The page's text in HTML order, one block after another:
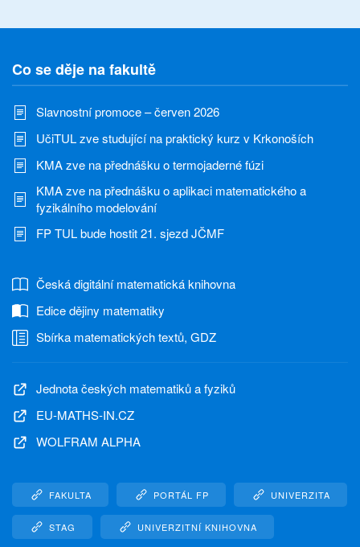
Co se děje na fakultě
Slavnostní promoce – červen 2026
UčiTUL zve studující na praktický kurz v Krkonoších
KMA zve na přednášku o termojaderné fúzi
KMA zve na přednášku o aplikaci matematického a
fyzikálního modelování
FP TUL bude hostit 21. sjezd JČMF
Česká digitální matematická knihovna
Edice dějiny matematiky
Sbírka matematických textů, GDZ
Jednota českých matematiků a fyziků
EU-MATHS-IN.CZ
WOLFRAM ALPHA
FAKULTA PORTÁL FP UNIVERZITA
STAG UNIVERZITNÍ KNIHOVNA